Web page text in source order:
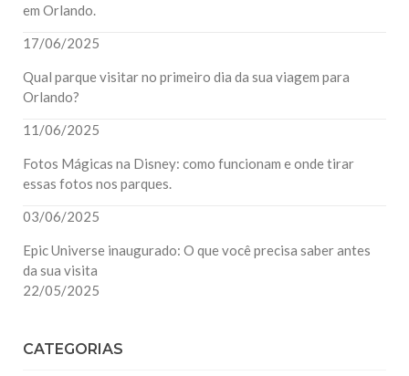
em Orlando.
17/06/2025
Qual parque visitar no primeiro dia da sua viagem para
Orlando?
11/06/2025
Fotos Mágicas na Disney: como funcionam e onde tirar
essas fotos nos parques.
03/06/2025
Epic Universe inaugurado: O que você precisa saber antes
da sua visita
22/05/2025
CATEGORIAS